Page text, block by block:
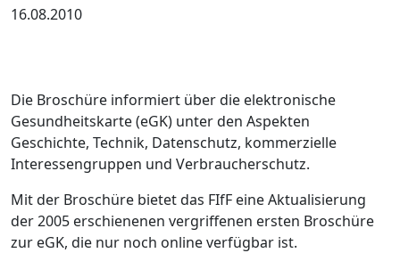
16.08.2010
Die Broschüre informiert über die elektronische
Gesundheitskarte (eGK) unter den Aspekten
Geschichte, Technik, Datenschutz, kommerzielle
Interessengruppen und Verbraucherschutz.
Mit der Broschüre bietet das FIfF eine Aktualisierung
der 2005 erschienenen vergriffenen ersten Broschüre
zur eGK, die nur noch online verfügbar ist.